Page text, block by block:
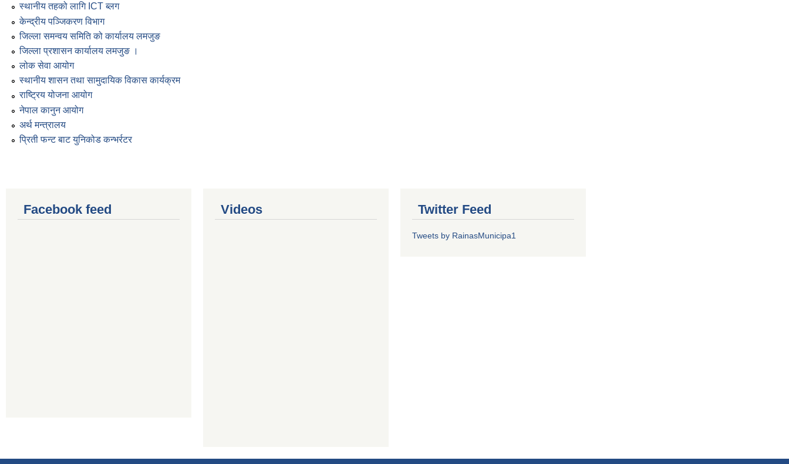
स्थानीय तहको लागि ICT ब्लग
केन्द्रीय पञ्जिकरण विभाग
जिल्ला समन्वय समिति को कार्यालय लमजुङ
जिल्ला प्रशासन कार्यालय लमजुङ ।
लोक सेवा आयोग
स्थानीय शासन तथा सामुदायिक विकास कार्यक्रम
राष्ट्रिय योजना आयोग
नेपाल कानुन आयोग
अर्थ मन्त्रालय
प्रिती फन्ट बाट युनिकोड कन्भर्रटर
Facebook feed Videos Twitter Feed
Tweets by RainasMunicipa1